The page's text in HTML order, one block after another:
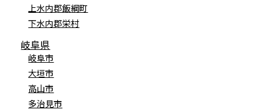
上水内郡飯綱町
下水内郡栄村
岐阜県
岐阜市
大垣市
高山市
多治見市